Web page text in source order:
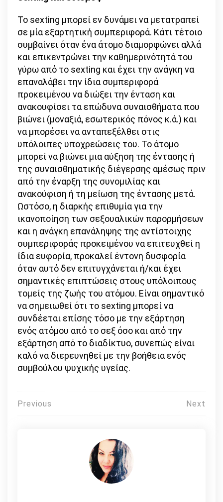
Το sexting μπορεί εν δυνάμει να μετατραπεί
σε μία εξαρτητική συμπεριφορά. Κάτι τέτοιο
συμβαίνει όταν ένα άτομο διαμορφώνει αλλά
και επικεντρώνει την καθημερινότητά του
γύρω από το sexting και έχει την ανάγκη να
επαναλάβει την ίδια συμπεριφορά
προκειμένου να διώξει την ένταση και
ανακουφίσει τα επώδυνα συναισθήματα που
βιώνει (μοναξιά, εσωτερικός πόνος κ.ά.) και
να μπορέσει να ανταπεξέλθει στις
υπόλοιπες υποχρεώσεις του. Το άτομο
μπορεί να βιώνει μια αύξηση της έντασης ή
της συναισθηματικής διέγερσης αμέσως πριν
από την έναρξη της συνομιλίας και
ανακούφιση ή τη μείωση της έντασης μετά.
Ωστόσο, η διαρκής επιθυμία για την
ικανοποίηση των σεξουαλικών παρορμήσεων
και η ανάγκη επανάληψης της αντίστοιχης
συμπεριφοράς προκειμένου να επιτευχθεί η
ίδια ευφορία, προκαλεί έντονη δυσφορία
όταν αυτό δεν επιτυγχάνεται ή/και έχει
σημαντικές επιπτώσεις στους υπόλοιπους
τομείς της ζωής του ατόμου. Είναι σημαντικό
να σημειωθεί ότι το sexting μπορεί να
συνδέεται επίσης τόσο με την εξάρτηση
ενός ατόμου από το σεξ όσο και από την
εξάρτηση από το διαδίκτυο, συνεπώς είναι
καλό να διερευνηθεί με την βοήθεια ενός
συμβούλου ψυχικής υγείας.
Πλοήγηση
Previous Next